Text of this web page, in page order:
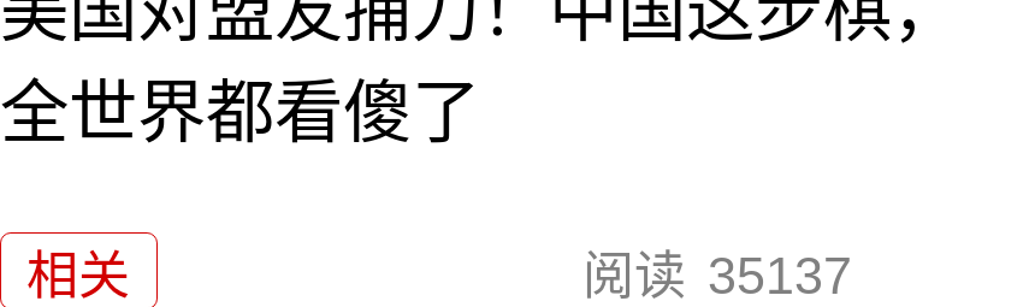
全世界都看傻了
相关 阅读 35137